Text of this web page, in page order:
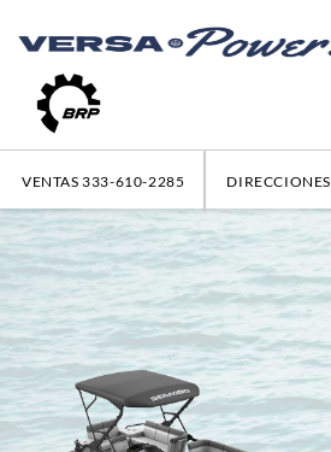
VENTAS 333-610-2285 DIRECCIONES